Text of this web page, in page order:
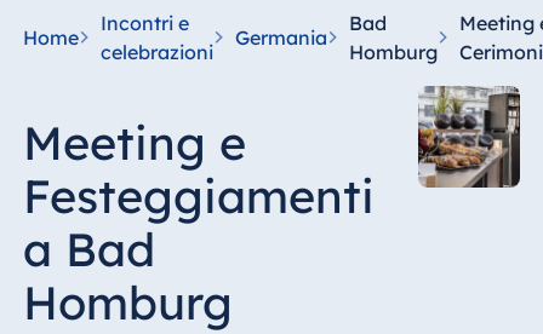
Homburg
Hotel Bad
Wildungen
proArte Hotel
Berlin
Hotel Bonn
Hotel Darmstadt
Home
Incontri e
celebrazioni
Germania
Bad
Homburg
Meeting
Meeting e
Festeggiamenti
a Bad
Homburg